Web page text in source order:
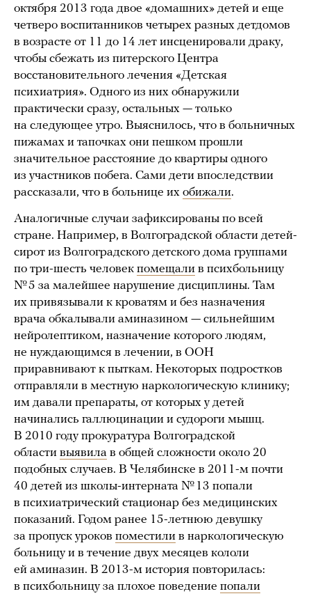
октября 2013 года двое «домашних» детей и еще
четверо воспитанников четырех разных детдомов
в возрасте от 11 до 14 лет инсценировали драку,
чтобы сбежать из питерского Центра
восстановительного лечения «Детская
психиатрия». Одного из них обнаружили
практически сразу, остальных — только
на следующее утро. Выяснилось, что в больничных
пижамах и тапочках они пешком прошли
значительное расстояние до квартиры одного
из участников побега. Сами дети впоследствии
рассказали, что в больнице их обижали.
Аналогичные случаи зафиксированы по всей
стране. Например, в Волгоградской области детей-
сирот из Волгоградского детского дома группами
по три-шесть человек помещали в психбольницу
№ 5 за малейшее нарушение дисциплины. Там
их привязывали к кроватям и без назначения
врача обкалывали аминазином — сильнейшим
нейролептиком, назначение которого людям,
не нуждающимся в лечении, в ООН
приравнивают к пыткам. Некоторых подростков
отправляли в местную наркологическую клинику;
им давали препараты, от которых у детей
начинались галлюцинации и судороги мышц.
В 2010 году прокуратура Волгоградской
области выявила в общей сложности около 20
подобных случаев. В Челябинске в 2011-м почти
40 детей из школы-интерната № 13 попали
в психиатрический стационар без медицинских
показаний. Годом ранее 15-летнюю девушку
за пропуск уроков поместили в наркологическую
больницу и в течение двух месяцев кололи
ей аминазин. В 2013-м история повторилась:
в психбольницу за плохое поведение попали